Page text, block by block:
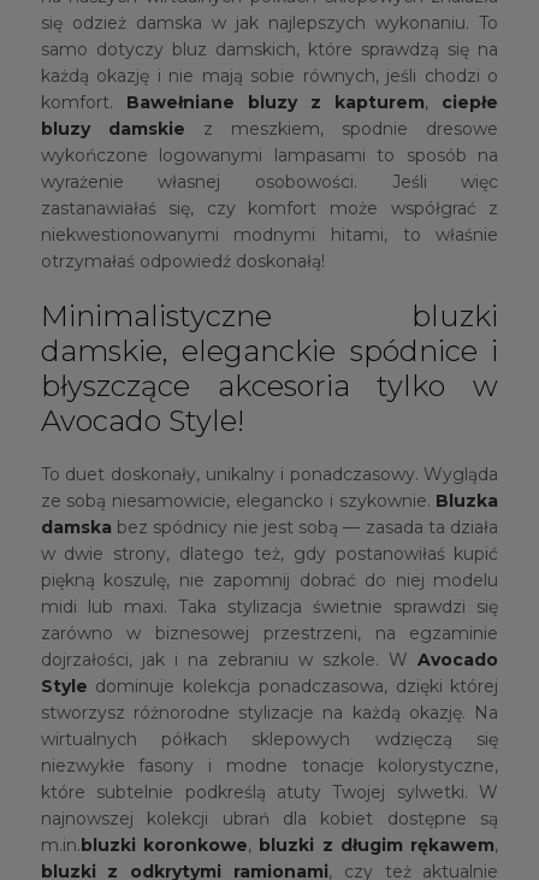
się odzież damska w jak najlepszych wykonaniu. To
samo dotyczy bluz damskich, które sprawdzą się na
każdą okazję i nie mają sobie równych, jeśli chodzi o
komfort. Bawełniane bluzy z kapturem, ciepłe
bluzy damskie z meszkiem, spodnie dresowe
wykończone logowanymi lampasami to sposób na
wyrażenie własnej osobowości. Jeśli więc
zastanawiałaś się, czy komfort może współgrać z
niekwestionowanymi modnymi hitami, to właśnie
otrzymałaś odpowiedź doskonałą!
Minimalistyczne bluzki
damskie, eleganckie spódnice i
błyszczące akcesoria tylko w
Avocado Style!
To duet doskonały, unikalny i ponadczasowy. Wygląda
ze sobą niesamowicie, elegancko i szykownie. Bluzka
damska bez spódnicy nie jest sobą — zasada ta działa
w dwie strony, dlatego też, gdy postanowiłaś kupić
piękną koszulę, nie zapomnij dobrać do niej modelu
midi lub maxi. Taka stylizacja świetnie sprawdzi się
zarówno w biznesowej przestrzeni, na egzaminie
dojrzałości, jak i na zebraniu w szkole. WAvocado
Style dominuje kolekcja ponadczasowa, dzięki której
stworzysz różnorodne stylizacje na każdą okazję. Na
wirtualnych półkach sklepowych wdzięczą się
niezwykłe fasony i modne tonacje kolorystyczne,
które subtelnie podkreślą atuty Twojej sylwetki. W
najnowszej kolekcji ubrań dla kobiet dostępne są
m.in. bluzki koronkowe, bluzki z długim rękawem,
bluzki z odkrytymi ramionami, czy też aktualnie